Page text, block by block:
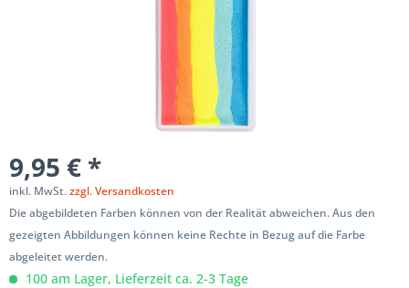
9,95 € *
inkl. MwSt.zzgl. Versandkosten
Die abgebildeten Farben können von der Realität abweichen. Aus den
gezeigten Abbildungen können keine Rechte in Bezug auf die Farbe
abgeleitet werden.
100 am Lager, Lieferzeit ca. 2-3 Tage